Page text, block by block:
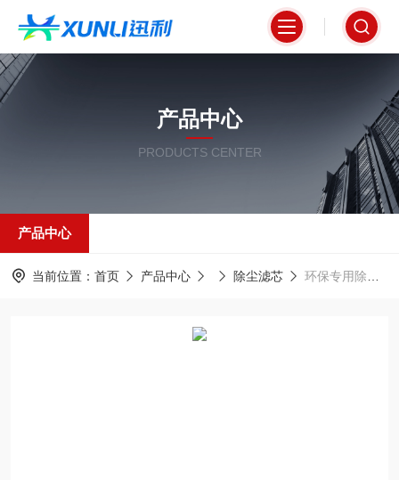
产品中心
PRODUCTS CENTER
产品中心
当前位置： 首页 产品中心 除尘滤芯 环保专用除尘过滤筒325*660mmPTFE覆膜